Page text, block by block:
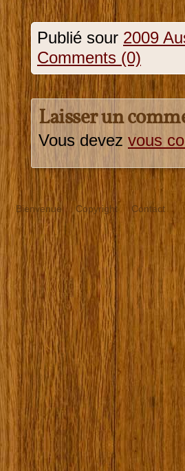
Publié sour 2009
Comments (0)
Laisser un
Vous devez vous
Bienvenue Copyright Contact